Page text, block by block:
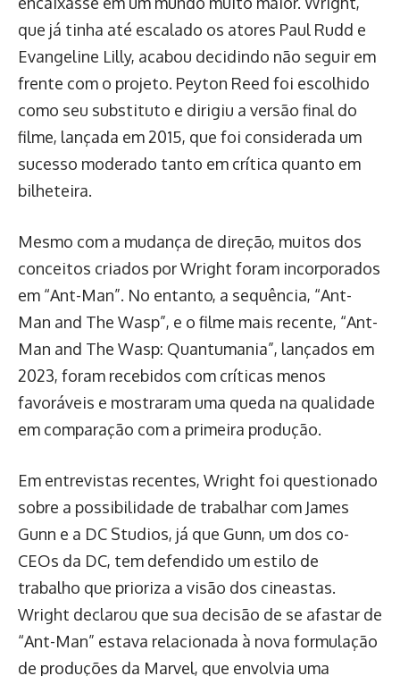
que já tinha até escalado os atores Paul Rudd e
Evangeline Lilly, acabou decidindo não seguir em
frente com o projeto. Peyton Reed foi escolhido
como seu substituto e dirigiu a versão final do
filme, lançada em 2015, que foi considerada um
sucesso moderado tanto em crítica quanto em
bilheteira.
Mesmo com a mudança de direção, muitos dos
conceitos criados por Wright foram incorporados
em “Ant-Man”. No entanto, a sequência, “Ant-
Man and The Wasp”, e o filme mais recente, “Ant-
Man and The Wasp: Quantumania”, lançados em
2023, foram recebidos com críticas menos
favoráveis e mostraram uma queda na qualidade
em comparação com a primeira produção.
Em entrevistas recentes, Wright foi questionado
sobre a possibilidade de trabalhar com James
Gunn e a DC Studios, já que Gunn, um dos co-
CEOs da DC, tem defendido um estilo de
trabalho que prioriza a visão dos cineastas.
Wright declarou que sua decisão de se afastar de
“Ant-Man” estava relacionada à nova formulação
de produções da Marvel, que envolvia uma